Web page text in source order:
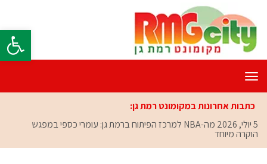
פתח
תפריט
כתבות אחרונות במקומונט רמת גן:
5 יולי, 2026
מה-NBA למרכז הפיתוח ברמת גן: עומרי כספי במפגש
הוקרה מיוחד